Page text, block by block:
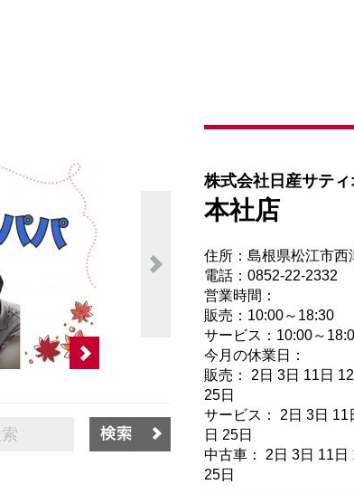
株式会社日産サテ
本社店
住所：島根県松江市西
電話：0852-22-2332
営業時間：
販売：10:00～18:30
サービス：10:00～
今月の休業日：
販売： 2日 3日 11日
25日
サービス： 2日 3日
日 25日
中古車： 2日 3日 11日
25日